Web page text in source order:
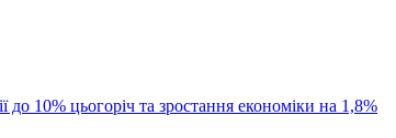
до 10% цьогоріч та зростання економіки на 1,8%